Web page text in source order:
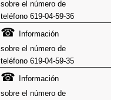
sobre el número de
teléfono 619-04-59-36
☎ Información
sobre el número de
teléfono 619-04-59-35
☎ Información
sobre el número de